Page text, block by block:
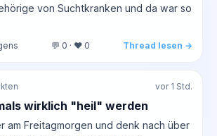
von Suchtkranken und da war so
💬 0 · ❤️ 0 Thread lesen →
vor 1 Std.
wirklich "heil" werden
am Freitagmorgen und denk nach über